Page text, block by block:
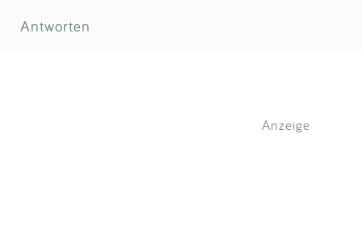
Antworten
Anzeige